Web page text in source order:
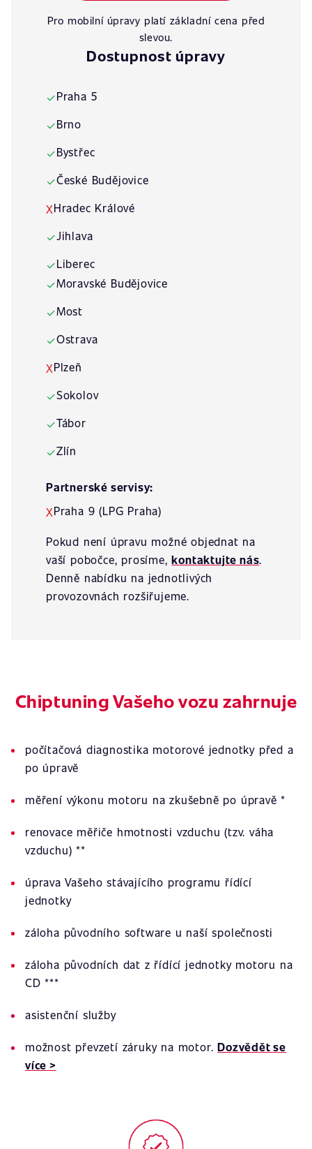
Pro mobilní úpravy platí základní cena před
slevou.
Dostupnost úpravy
✓Praha 5
✓Brno
✓Bystřec
✓České Budějovice
XHradec Králové
✓Jihlava
✓Liberec
✓Moravské Budějovice
✓Most
✓Ostrava
XPlzeň
✓Sokolov
✓Tábor
✓Zlín
Partnerské servisy:
XPraha 9 (LPG Praha)
Pokud není úpravu možné objednat na
vaší pobočce, prosíme,kontaktujte nás.
Denně nabídku na jednotlivých
provozovnách rozšiřujeme.
Chiptuning Vašeho vozu zahrnuje
počítačová diagnostika motorové jednotky před a
po úpravě
měření výkonu motoru na zkušebně po úpravě *
renovace měřiče hmotnosti vzduchu (tzv. váha
vzduchu) **
úprava Vašeho stávajícího programu řídící
jednotky
záloha původního software u naší společnosti
záloha původních dat z řídící jednotky motoru na
CD ***
asistenční služby
možnost převzetí záruky na motor.Dozvědět se
více >